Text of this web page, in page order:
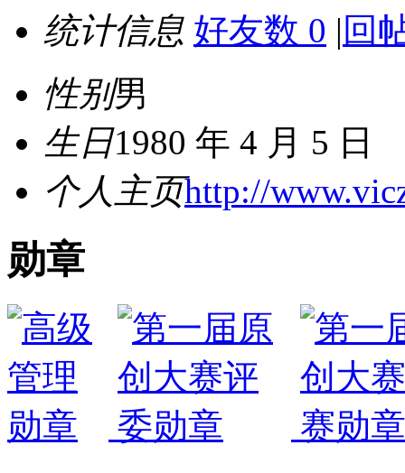
统计信息 好友数 0 | 回
性别男
生日1980 年 4 月 5 日
个人主页http://
勋章